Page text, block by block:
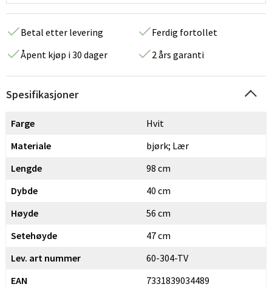
Betal etter levering
Ferdig fortollet
Åpent kjøp i 30 dager
2 års garanti
Spesifikasjoner
Farge
Hvit
Materiale
bjørk; Lær
Lengde
98 cm
Dybde
40 cm
Høyde
56 cm
Setehøyde
47 cm
Lev. art nummer
60-304-TV
EAN
7331839034489